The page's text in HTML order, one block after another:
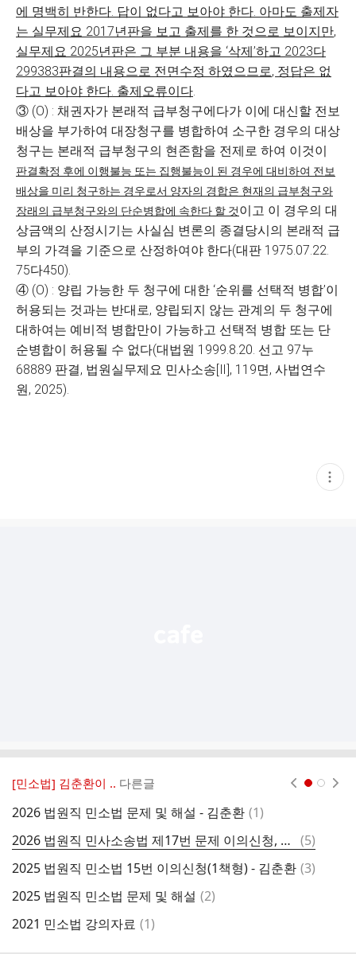
에 명백히 반한다. 답이 없다고 보아야 한다. 아마도 출제자
는 실무제요 2017년판을 보고 출제를 한 것으로 보이지만,
실무제요 2025년판은 그 부분 내용을 ‘삭제’하고 2023다
299383판결의 내용으로 전면수정 하였으므로, 정답은 없
다고 보아야 한다. 출제오류이다.
③ (O) : 채권자가 본래적 급부청구에다가 이에 대신할 전보
배상을 부가하여 대장청구를 병합하여 소구한 경우의 대상
청구는 본래적 급부청구의 현존함을 전제로 하여 이것이
판결확정 후에 이행불능 또는 집행불능이 된 경우에 대비하여 전보
배상을 미리 청구하는 경우로서 양자의 경합은 현재의 급부청구와
장래의 급부청구와의 단순병합에 속한다 할 것이고 이 경우의 대
상금액의 산정시기는 사실심 변론의 종결당시의 본래적 급
부의 가격을 기준으로 산정하여야 한다(대판 1975.07.22.
75다450).
④ (O) : 양립 가능한 두 청구에 대한 ‘순위를 선택적 병합’이
허용되는 것과는 반대로, 양립되지 않는 관계의 두 청구에
대하여는 예비적 병합만이 가능하고 선택적 병합 또는 단
순병합이 허용될 수 없다(대법원 1999.8.20. 선고 97누
68889 판결, 법원실무제요 민사소송[Ⅱ], 119면, 사법연수
원, 2025).
현
재
[민소법] 김춘환이 .. 다른글
2026 법원직 민소법 문제 및 해설 - 김춘환 댓
(1)
2026 법원직 민사소송법 제17번 문제 이의신청, 꼭 이의신청 하시길 바랍니다. 댓
글
(5)
2025 법원직 민소법 15번 이의신청(1책형) - 김춘환 댓
(3)
2025 법원직 민소법 문제 및 해설 댓
(2)
2021 민소법 강의자료 댓
(1)